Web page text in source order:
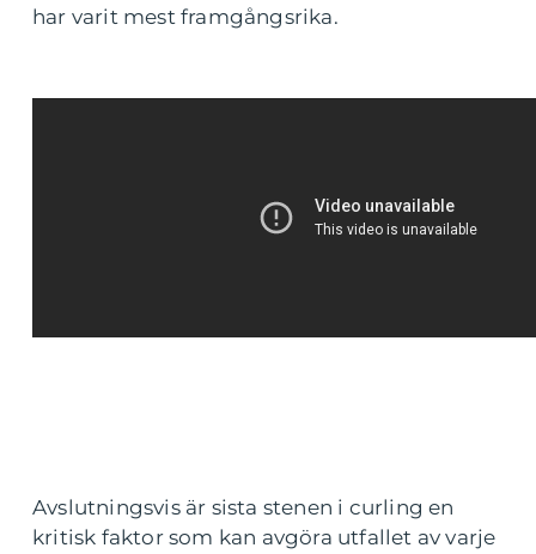
har varit mest framgångsrika.
Avslutningsvis är sista stenen i curling en
kritisk faktor som kan avgöra utfallet av varje